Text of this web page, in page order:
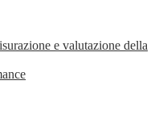
e valutazione della